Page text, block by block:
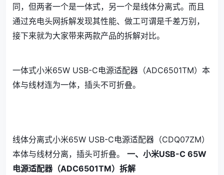
同，但两者一个是一体式，另一个是线体分离式。而且
通过充电头网拆解发现其性能、做工可谓是千差万别，
接下来就为大家带来两款产品的拆解对比。
一体式小米65W USB-C电源适配器（ADC6501TM）本
体与线材连为一体，插头不可折叠。
线体分离式小米65W USB-C电源适配器（CDQ07ZM）
本体与线材分离，插头可折叠。 一、小米USB-C 65W
电源适配器（ADC6501TM）拆解